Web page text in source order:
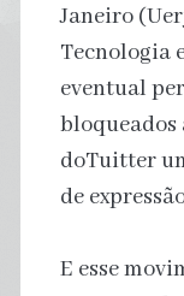
Janeiro
Tecnologia
eventual
doTuitter
de
E esse